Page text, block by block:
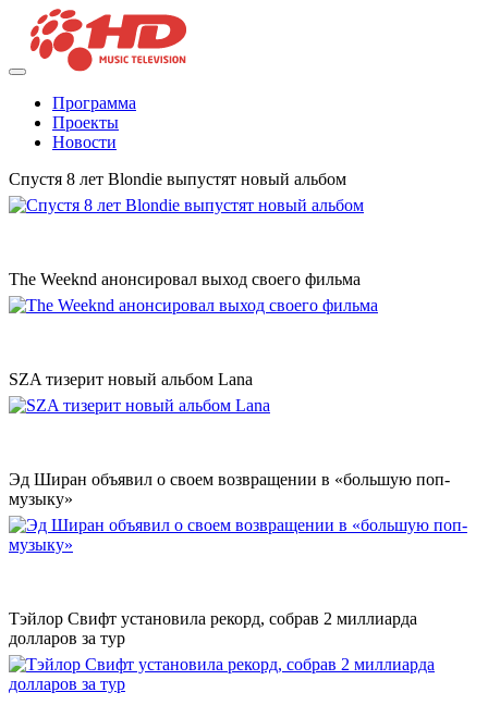
Программа
Проекты
Новости
Спустя 8 лет Blondie выпустят новый альбом
The Weeknd анонсировал выход своего фильма
SZA тизерит новый альбом Lana
Эд Ширан объявил о своем возвращении в «большую поп-
музыку»
Тэйлор Свифт установила рекорд, собрав 2 миллиарда
долларов за тур